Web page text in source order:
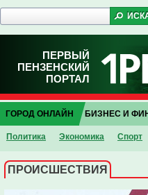
ПЕРВЫЙ
ПЕНЗЕНСКИЙ
ПОРТАЛ
ГОРОД ОНЛАЙН
Политика Экономика Спорт
БИЗНЕС И
ПРОИCШЕСТВИЯ